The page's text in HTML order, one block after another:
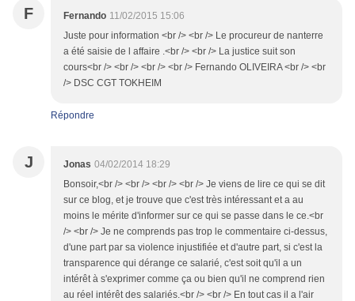
F Fernando 11/02/2015 15:06
Juste pour information <br /> <br /> Le procureur de nanterre
a été saisie de l affaire .<br /> <br /> La justice suit son
cours<br /> <br /> <br /> <br /> Fernando OLIVEIRA <br /> <br
/> DSC CGT TOKHEIM
Répondre
J Jonas 04/02/2014 18:29
Bonsoir,<br /> <br /> <br /> <br /> Je viens de lire ce qui se dit
sur ce blog, et je trouve que c'est très intéressant et a au
moins le mérite d'informer sur ce qui se passe dans le ce.<br
/> <br /> Je ne comprends pas trop le commentaire ci-dessus,
d'une part par sa violence injustifiée et d'autre part, si c'est la
transparence qui dérange ce salarié, c'est soit qu'il a un
intérêt à s'exprimer comme ça ou bien qu'il ne comprend rien
au réel intérêt des salariés.<br /> <br /> En tout cas il a l'air